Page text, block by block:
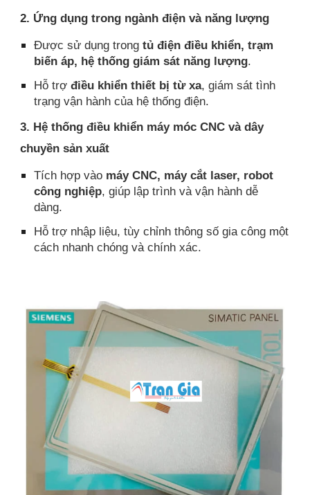
2. Ứng dụng trong ngành điện và năng lượng
Được sử dụng trongtủ điện điều khiển, trạm
biến áp, hệ thống giám sát năng lượng.
Hỗ trợđiều khiển thiết bị từ xa, giám sát tình
trạng vận hành của hệ thống điện.
3. Hệ thống điều khiển máy móc CNC và dây
chuyền sản xuất
Tích hợp vào máy CNC, máy cắt laser, robot
công nghiệp, giúp lập trình và vận hành dễ
dàng.
Hỗ trợ nhập liệu, tùy chỉnh thông số gia công một
cách nhanh chóng và chính xác.